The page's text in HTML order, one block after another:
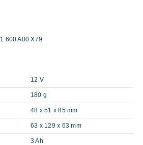
1 600 A00 X79
12 V
180 g
48 x 51 x 85 mm
63 x 129 x 63 mm
3 Ah